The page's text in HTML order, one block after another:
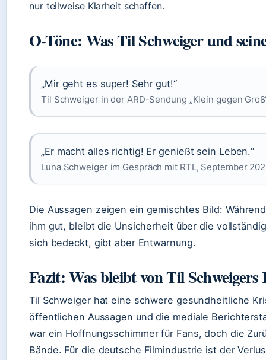
nur teilweise Klarheit schaffen.
O-Töne: Was Til Schweiger und
„Mir geht es super! Sehr gut!“
Til Schweiger in der ARD-Sendung „Klein gegen
„Er macht alles richtig! Er genießt sein Leben.“
Luna Schweiger im Gespräch mit RTL, September
Die Aussagen zeigen ein gemischtes Bild:
ihm gut, bleibt die Unsicherheit über die
sich bedeckt, gibt aber Entwarnung.
Fazit: Was bleibt von Til Schweigers
Til Schweiger hat eine schwere gesundheitliche
öffentlichen Aussagen und die mediale
war ein Hoffnungsschimmer für Fans, doch die
Bände. Für die deutsche Filmindustrie ist der